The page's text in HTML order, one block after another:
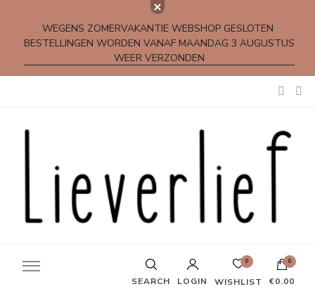
WEGENS ZOMERVAKANTIE WEBSHOP GESLOTEN
BESTELLINGEN WORDEN VANAF MAANDAG 3 AUGUSTUS
WEER VERZONDEN
SEARCH LOGIN
0
WISHLIST
0
€0.00